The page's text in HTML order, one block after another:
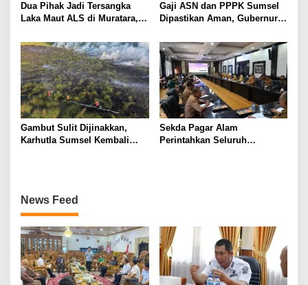
Dua Pihak Jadi Tersangka
Laka Maut ALS di Muratara,
Unsur Pidana
Gaji ASN dan PPPK Sumsel
Dipastikan Aman, Gubernur
Dikurangi!
Gambut Sulit Dijinakkan,
Karhutla Sumsel Kembali
Sekda Pagar Alam
Perintahkan Seluruh
News Feed